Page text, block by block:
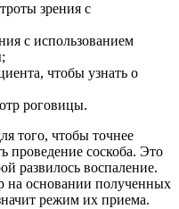
зрения с
с использованием
чтобы узнать о
роговицы.
того, чтобы точнее
проведение соскоба. Это
развилось воспаление.
на основании полученных
режим их приема.